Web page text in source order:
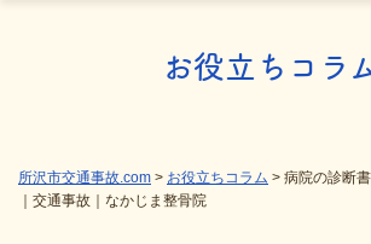
お役立ちコラ
所沢市交通事故.com > お役立ちコラム > 病院の診断
｜交通事故｜なかじま整骨院